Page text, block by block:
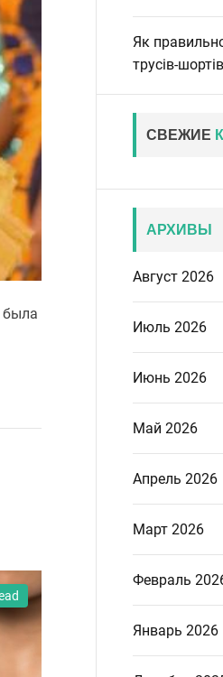
была
Як
трусів-
СВЕЖИЕ
АРХИВЫ
Август 2026
Июль 2026
Июнь 2026
Май 2026
Апрель 2026
Март 2026
Февраль
Январь 2026